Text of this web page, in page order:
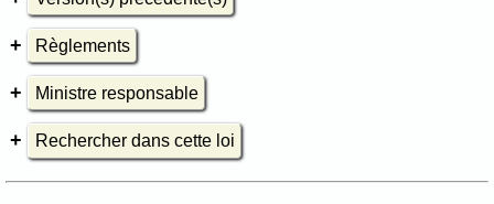
Règlements
Ministre responsable
Rechercher dans cette loi